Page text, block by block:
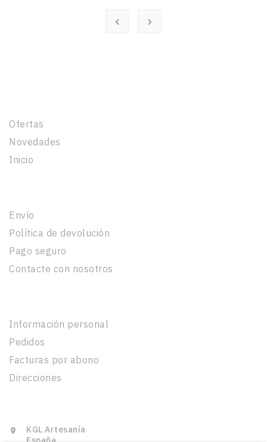
 
Ofertas
Novedades
Inicio
Envío
Política de devolución
Pago seguro
Contacte con nosotros
Información personal
Pedidos
Facturas por abono
Direcciones

KGL Artesanía